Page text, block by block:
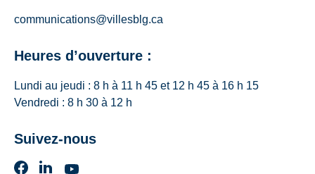
communications@villesblg.ca
Heures d’ouverture :
Lundi au jeudi : 8 h à 11 h 45 et 12 h 45 à 16 h 15
Vendredi : 8 h 30 à 12 h
Suivez-nous